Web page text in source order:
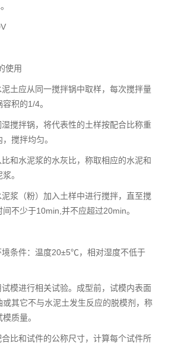
使用
土应从同一搅拌锅中取样，每次搅拌量
积的1/4。
搅拌锅，将代表性的土样按配合比称重
搅拌均匀。
和水泥浆的水灰比，称取相应的水泥和
。
浆（粉）加入土样中进行搅拌，直至搅
不少于10min,并不应超过20min。
境条件：温度20±5℃，相对湿度不低于
模进行相关试验。成型前，试模内表面
或其它不与水泥土发生反应的脱模剂，称
质量。
比和试件的公称尺寸，计算每个试件所